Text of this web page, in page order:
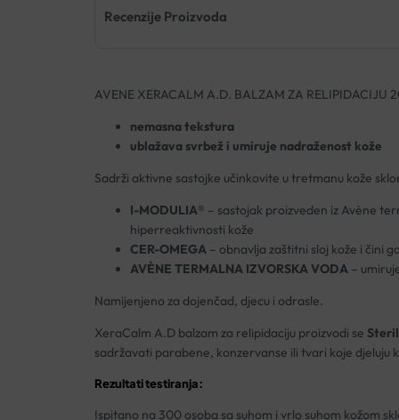
Recenzije Proizvoda
AVENE XERACALM A.D. BALZAM ZA RELIPIDACIJU
nemasna tekstura
ublažava svrbež i umiruje nadraženost kože
Sadrži aktivne sastojke učinkovite u tretmanu kože
I-MODULIA® – sastojak proizveden iz Avène
hiperreaktivnosti kože
CER-OMEGA – obnavlja zaštitni sloj kože i čini
AVÈNE TERMALNA IZVORSKA VODA–
Namijenjeno za dojenčad, djecu i odrasle.
XeraCalm A.D balzam za relipidaciju proizvodi se
sadržavati parabene, konzervanse ili tvari koje djeluju
Rezultati testiranja:
Ispitano na 300 osoba sa suhom i vrlo suhom kožom